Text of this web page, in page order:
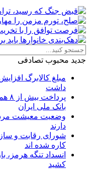
جدید محبوب تصادفی
مبلغ کالابرگ
داشت
بانک ملی ایران
وضعیت معیشت مردم
دارند
شورای رقابت و
کاره شده اند
انسداد تنگه هرمز،
کشید